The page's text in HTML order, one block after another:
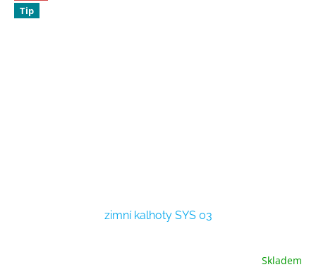
Tip
zimní kalhoty SYS 03
Skladem